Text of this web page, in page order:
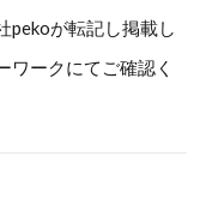
pekoが転記し掲載し
ワークにてご確認く